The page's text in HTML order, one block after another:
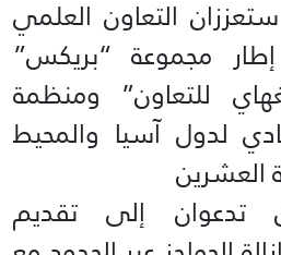
التعاون العلمي
مجموعة “بريكس”
للتعاون” ومنظمة
لدول آسيا والمحيط
العشرين
تدعوان إلى تقديم